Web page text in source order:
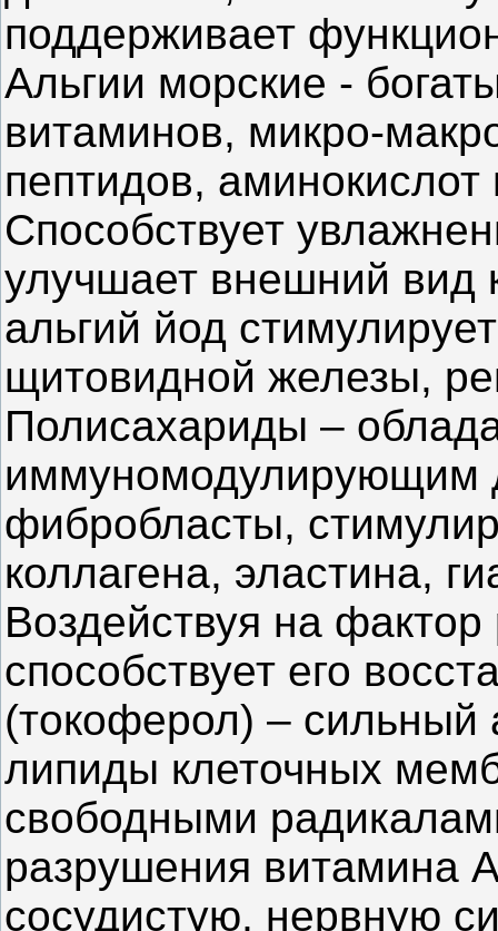
поддерживает
Альгии морские -
витаминов, микро-
пептидов,
Способствует
улучшает внешний вид
альгий йод
щитовидной железы,
Полисахариды –
иммуномодулирующим
фибробласты,
коллагена, эластина,
Воздействуя на
способствует его
(токоферол) – сильный
липиды клеточных
свободными
разрушения витамина
сосудистую, нервную